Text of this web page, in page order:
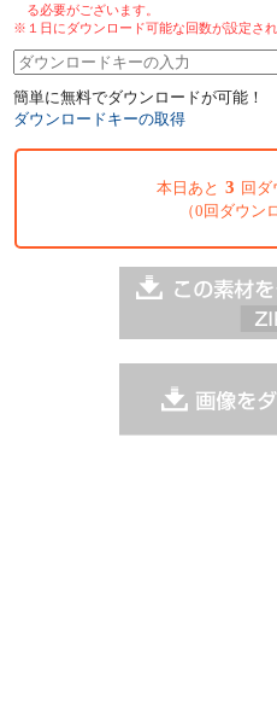
る必要がございます。
※１日にダウンロード可能な回数が設定され
簡単に無料でダウンロードが可能！
ダウンロードキーの取得
本日あと 3 回
（0回ダウン